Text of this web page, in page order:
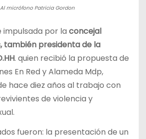
Al micrófono Patricia Gordon
impulsada por la concejal
también presidenta de la
. quien recibió la propuesta de
En Red y Alameda Mdp,
hace diez años al trabajo con
de violencia y
fueron: la presentación de un